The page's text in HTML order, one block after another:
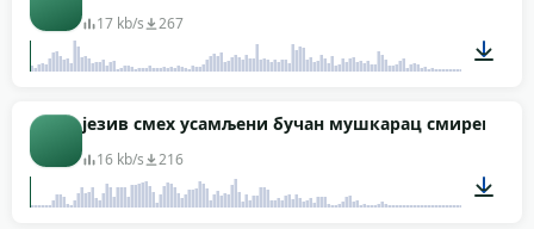
17 kb/s 267
00:01
језив смех усамљени бучан мушкарац смирен
16 kb/s 216